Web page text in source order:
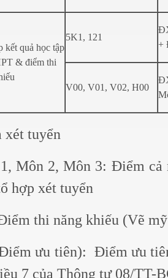
kết quả học tập
& điểm thi
5K1, 121
+
V00, V01, V02, H00
tuyển
Môn 2, Môn 3: Điểm cả
hợp xét tuyển
thi năng khiếu (Vẽ
ưu tiên): Điểm ưu
7 của Thông tư 08/TT-